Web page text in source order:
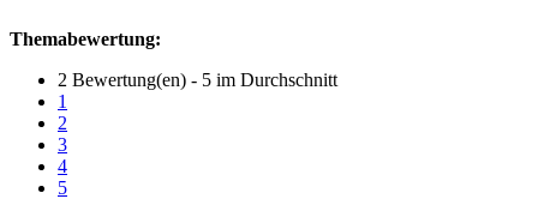
Themabewertung:
2 Bewertung(en) - 5 im Durchschnitt
1
2
3
4
5